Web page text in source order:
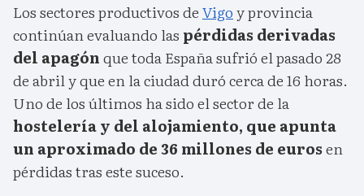
Los sectores productivos deVigoy provincia
continúan evaluando las pérdidas derivadas
del apagónque toda España sufrió el pasado 28
de abril y que en la ciudad duró cerca de 16 horas.
Uno de los últimos ha sido el sector de la
hostelería y del alojamiento, que apunta
un aproximado de 36 millones de eurosen
pérdidas tras este suceso.